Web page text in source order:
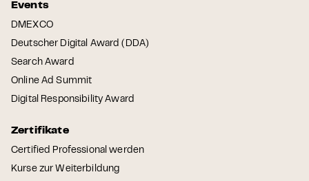
Events
DMEXCO
Deutscher Digital Award (DDA)
Search Award
Online Ad Summit
Digital Responsibility Award
Zertifikate
Certified Professional werden
Kurse zur Weiterbildung